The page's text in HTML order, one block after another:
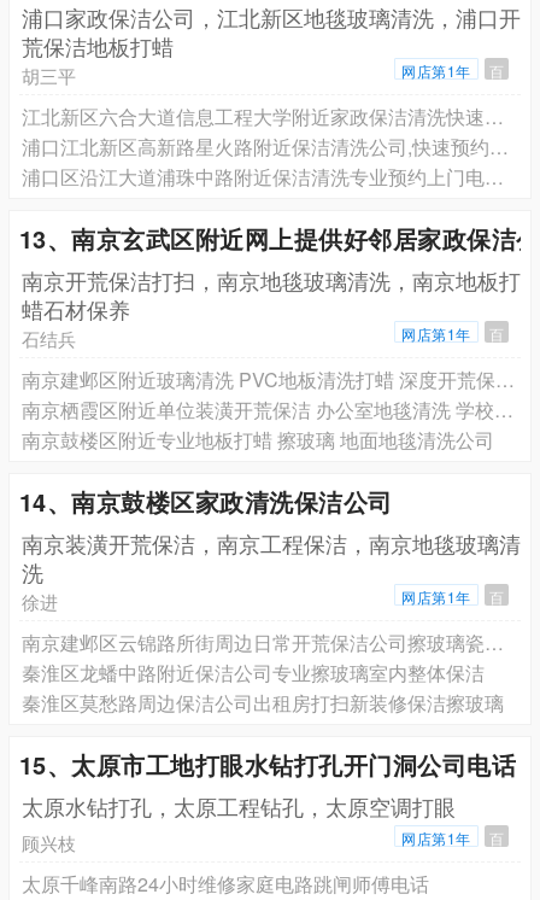
浦口家政保洁公司，江北新区地毯玻璃清洗，浦口开
荒保洁地板打蜡
胡三平 网店第1年 百
江北新区六合大道信息工程大学附近家政保洁清洗快速上门预约电话,
浦口江北新区高新路星火路附近保洁清洗公司,快速预约上门联系电话,选择好邻居保洁靠谱保障
浦口区沿江大道浦珠中路附近保洁清洗专业预约上门电话号码,深度开荒保洁,日常擦玻璃打扫卫生,地毯地面地胶清洗除胶
13、南京玄武区附近网上提供好邻居家政保洁
南京开荒保洁打扫，南京地毯玻璃清洗，南京地板打
蜡石材保养
石结兵 网店第1年 百
南京建邺区附近玻璃清洗 PVC地板清洗打蜡 深度开荒保洁服务联系方式
南京栖霞区附近单位装潢开荒保洁 办公室地毯清洗 学校擦玻璃服务预约号码
南京鼓楼区附近专业地板打蜡 擦玻璃 地面地毯清洗公司
14、南京鼓楼区家政清洗保洁公司
南京装潢开荒保洁，南京工程保洁，南京地毯玻璃清
洗
徐进 网店第1年 百
南京建邺区云锦路所街周边日常开荒保洁公司擦玻璃瓷砖美缝
秦淮区龙蟠中路附近保洁公司专业擦玻璃室内整体保洁
秦淮区莫愁路周边保洁公司出租房打扫新装修保洁擦玻璃
15、太原市工地打眼水钻打孔开门洞公司电话
太原水钻打孔，太原工程钻孔，太原空调打眼
顾兴枝 网店第1年 百
太原千峰南路24小时维修家庭电路跳闸师傅电话